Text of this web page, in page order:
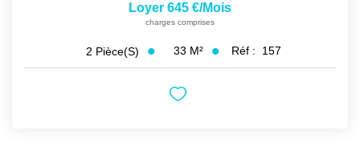
Loyer 645 €/mois
charges comprises
2 Pièce(s) 33 M² Réf : 157